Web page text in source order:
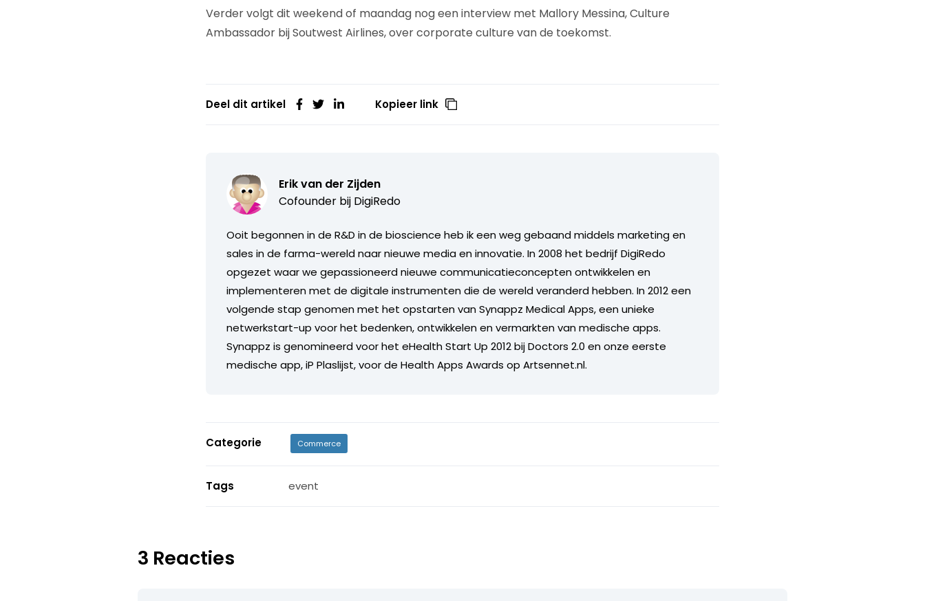
Verder volgt dit weekend of maandag nog een interview met Mallory Messina, Culture
Ambassador bij Soutwest Airlines, over corporate culture van de toekomst.
Deel dit artikel Kopieer link
Erik van der Zijden
Cofounder bij DigiRedo
Ooit begonnen in de R&D in de bioscience heb ik een weg gebaand middels marketing en
sales in de farma-wereld naar nieuwe media en innovatie. In 2008 het bedrijf DigiRedo
opgezet waar we gepassioneerd nieuwe communicatieconcepten ontwikkelen en
implementeren met de digitale instrumenten die de wereld veranderd hebben. In 2012 een
volgende stap genomen met het opstarten van Synappz Medical Apps, een unieke
netwerkstart-up voor het bedenken, ontwikkelen en vermarkten van medische apps.
Synappz is genomineerd voor het eHealth Start Up 2012 bij Doctors 2.0 en onze eerste
medische app, iP Plaslijst, voor de Health Apps Awards op Artsennet.nl.
Categorie Commerce
Tags event
3 Reacties